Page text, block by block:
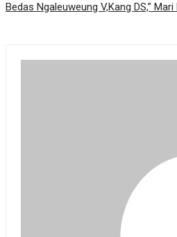
Bedas Ngaleuweung V,Kang DS,”